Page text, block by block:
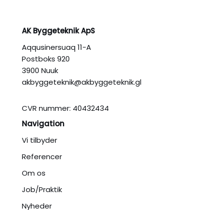
AK Byggeteknik ApS
Aqqusinersuaq 11-A
Postboks 920
3900 Nuuk
akbyggeteknik@akbyggeteknik.gl
CVR nummer: 40432434
Navigation
Vi tilbyder
Referencer
Om os
Job/Praktik
Nyheder